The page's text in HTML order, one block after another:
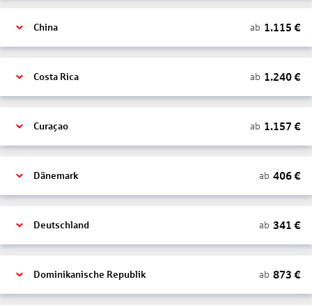
China ab 1.115 €
Costa Rica ab 1.240€
Curaçao ab 1.157 €
Dänemark ab 406€
Deutschland ab 341 €
Dominikanische Republik ab 873 €